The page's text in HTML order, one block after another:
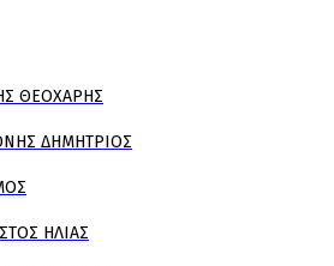
ΘΕΟΧΑΡΗΣ
ΔΗΜΗΤΡΙΟΣ
ΗΛΙΑΣ